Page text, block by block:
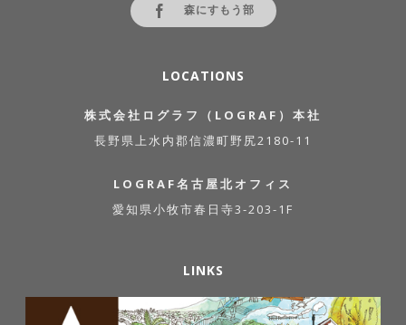
森にすもう部
LOCATIONS
株式会社ログラフ（LOGRAF）本社
長野県上水内郡信濃町野尻2180-11
LOGRAF名古屋北オフィス
愛知県小牧市春日寺3-203-1F
LINKS